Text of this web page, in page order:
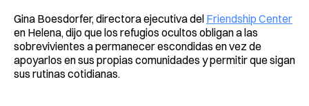
Gina Boesdorfer, directora ejecutiva del Friendship Center
en Helena, dijo que los refugios ocultos obligan a las
sobrevivientes a permanecer escondidas en vez de
apoyarlos en sus propias comunidades y permitir que sigan
sus rutinas cotidianas.